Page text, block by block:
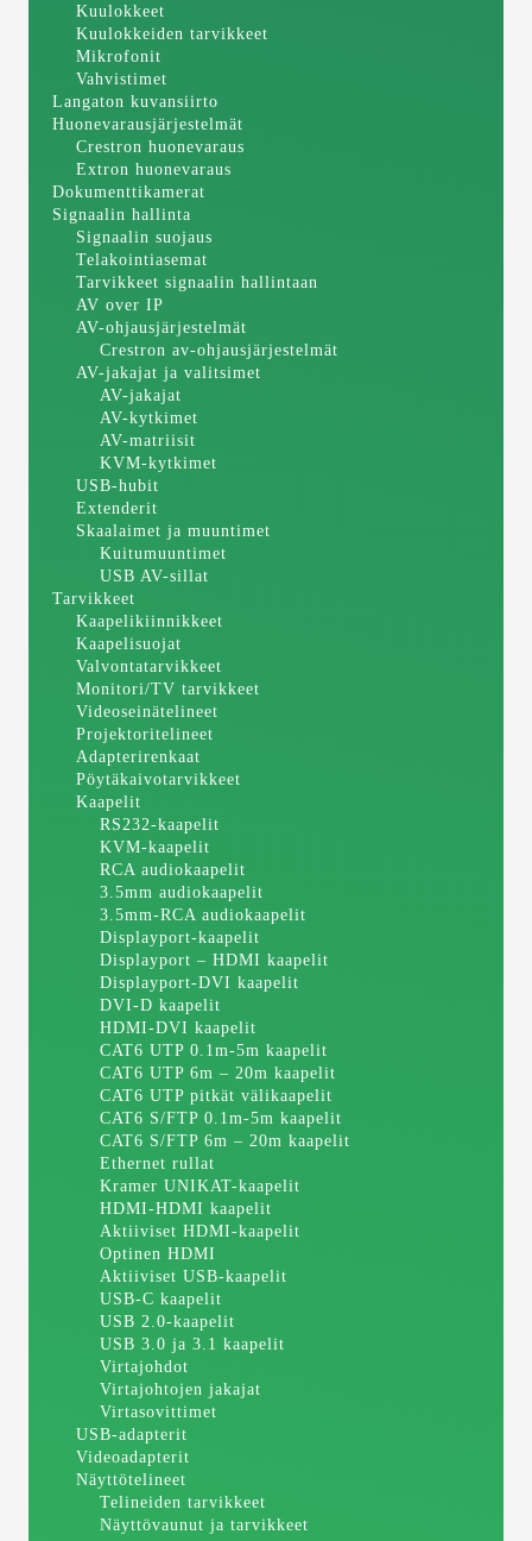
Kuulokkeet
Kuulokkeiden tarvikkeet
Mikrofonit
Vahvistimet
Langaton kuvansiirto
Huonevarausjärjestelmät
Crestron huonevaraus
Extron huonevaraus
Dokumenttikamerat
Signaalin hallinta
Signaalin suojaus
Telakointiasemat
Tarvikkeet signaalin hallintaan
AV over IP
AV-ohjausjärjestelmät
Crestron av-ohjausjärjestelmät
AV-jakajat ja valitsimet
AV-jakajat
AV-kytkimet
AV-matriisit
KVM-kytkimet
USB-hubit
Extenderit
Skaalaimet ja muuntimet
Kuitumuuntimet
USB AV-sillat
Tarvikkeet
Kaapelikiinnikkeet
Kaapelisuojat
Valvontatarvikkeet
Monitori/TV tarvikkeet
Videoseinätelineet
Projektoritelineet
Adapterirenkaat
Pöytäkaivotarvikkeet
Kaapelit
RS232-kaapelit
KVM-kaapelit
RCA audiokaapelit
3.5mm audiokaapelit
3.5mm-RCA audiokaapelit
Displayport-kaapelit
Displayport – HDMI kaapelit
Displayport-DVI kaapelit
DVI-D kaapelit
HDMI-DVI kaapelit
CAT6 UTP 0.1m-5m kaapelit
CAT6 UTP 6m – 20m kaapelit
CAT6 UTP pitkät välikaapelit
CAT6 S/FTP 0.1m-5m kaapelit
CAT6 S/FTP 6m – 20m kaapelit
Ethernet rullat
Kramer UNIKAT-kaapelit
HDMI-HDMI kaapelit
Aktiiviset HDMI-kaapelit
Optinen HDMI
Aktiiviset USB-kaapelit
USB-C kaapelit
USB 2.0-kaapelit
USB 3.0 ja 3.1 kaapelit
Virtajohdot
Virtajohtojen jakajat
Virtasovittimet
USB-adapterit
Videoadapterit
Näyttötelineet
Telineiden tarvikkeet
Näyttövaunut ja tarvikkeet